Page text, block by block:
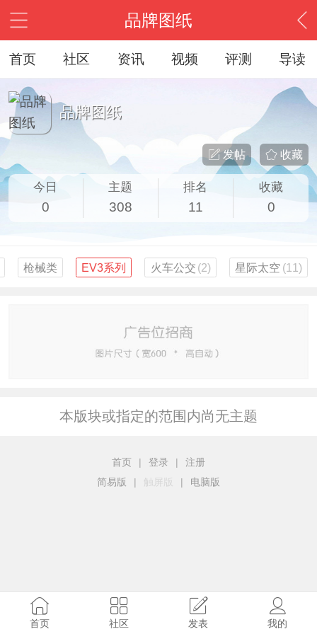
品牌图纸
首页 社区 资讯 视频 评测 导读
品牌图纸
收藏
发帖
今日
0
主题
308
排名
11
收藏
0
枪械类 EV3系列 火车公交 (2) 星际太空 (11)
本版块或指定的范围内尚无主题
首页 | 登录 |
注册
简易版
| 触屏版 | 电脑版
首页 社区 发表 我的